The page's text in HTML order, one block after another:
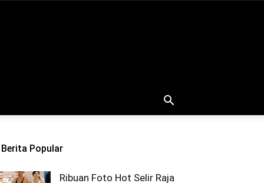
Berita Popular
Ribuan Foto Hot Selir Raja